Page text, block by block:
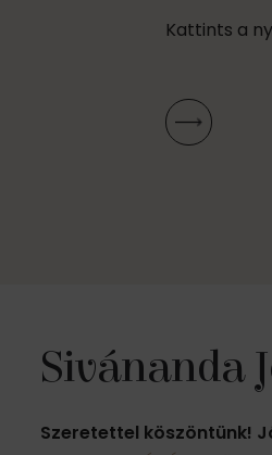
Kattints a
Sivánanda
Szeretettel köszöntünk!